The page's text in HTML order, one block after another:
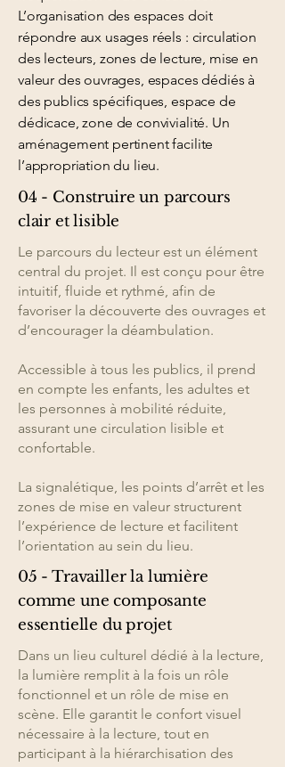
L’organisation des espaces doit
répondre aux usages réels : circulation
des lecteurs, zones de lecture, mise en
valeur des ouvrages, espaces dédiés à
des publics spécifiques, espace de
dédicace, zone de convivialité. Un
aménagement pertinent facilite
l’appropriation du lieu.
04 - Construire un parcours
clair et lisible
Le parcours du lecteur est un élément
central du projet. Il est conçu pour être
intuitif, fluide et rythmé, afin de
favoriser la découverte des ouvrages et
d’encourager la déambulation.
Accessible à tous les publics, il prend
en compte les enfants, les adultes et
les personnes à mobilité réduite,
assurant une circulation lisible et
confortable.
La signalétique, les points d’arrêt et les
zones de mise en valeur structurent
l’expérience de lecture et facilitent
l’orientation au sein du lieu.
05 - Travailler la lumière
comme une composante
essentielle du projet
Dans un lieu culturel dédié à la lecture,
la lumière remplit à la fois un rôle
fonctionnel et un rôle de mise en
scène. Elle garantit le confort visuel
nécessaire à la lecture, tout en
participant à la hiérarchisation des